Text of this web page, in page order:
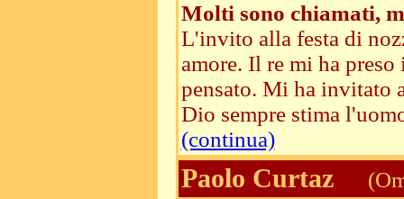
Molti sono chiamati,
L'invito alla festa di
amore. Il re mi ha
pensato. Mi ha invitato
Dio sempre stima
(continua)
Paolo Curtaz